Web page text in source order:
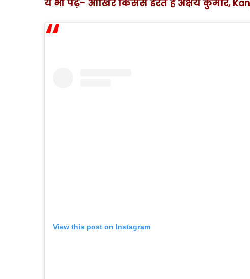
ये भी पढ़ें- आखिर किससे डरते हैं अक्षय कुमार,
View this post on Instagram